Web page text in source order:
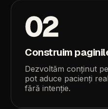
02
Construim
Dezvoltăm conținut
pot aduce pacienți
fără intenție.